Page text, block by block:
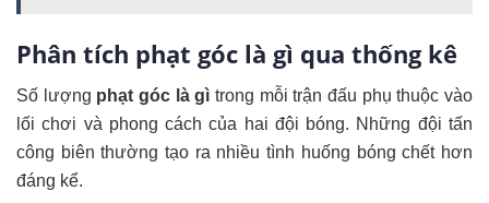
Phân tích phạt góc là gì qua thống kê
Số lượng phạt góc là gì trong mỗi trận đấu phụ thuộc vào
lối chơi và phong cách của hai đội bóng. Những đội tấn
công biên thường tạo ra nhiều tình huống bóng chết hơn
đáng kể.